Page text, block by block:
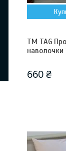
ТМ TAG
наволочки
660 ₴